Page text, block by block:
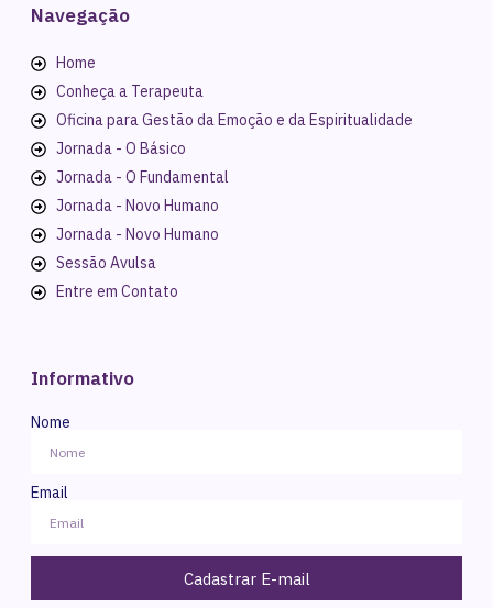
Navegação
Home
Conheça a Terapeuta
Oficina para Gestão da Emoção e da Espiritualidade
Jornada - O Básico
Jornada - O Fundamental
Jornada - Novo Humano
Jornada - Novo Humano
Sessão Avulsa
Entre em Contato
Informativo
Nome
Email
Cadastrar E-mail